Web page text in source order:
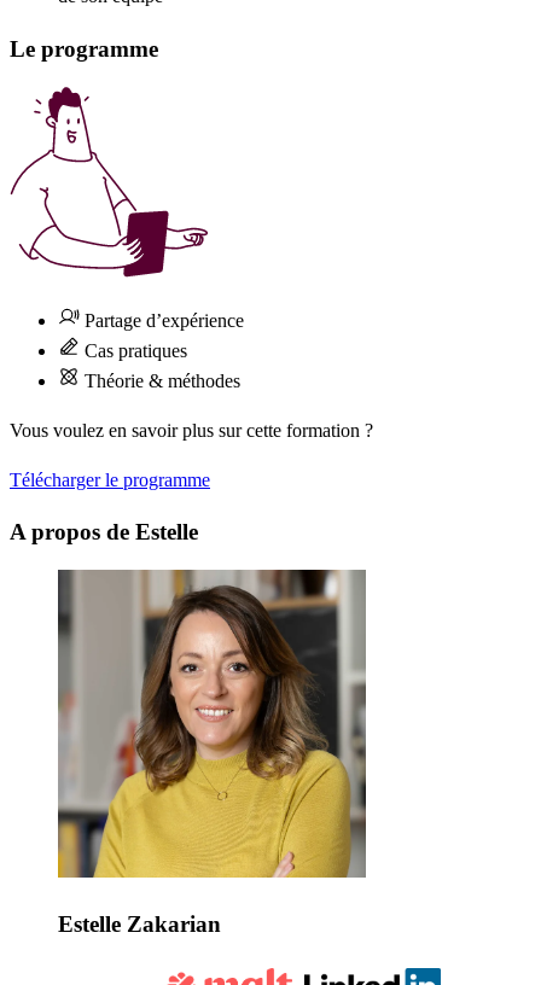
Le programme
Partage d’expérience
Cas pratiques
Théorie & méthodes
Vous voulez en savoir plus sur cette formation ?
Télécharger le programme
A propos de Estelle
Estelle Zakarian